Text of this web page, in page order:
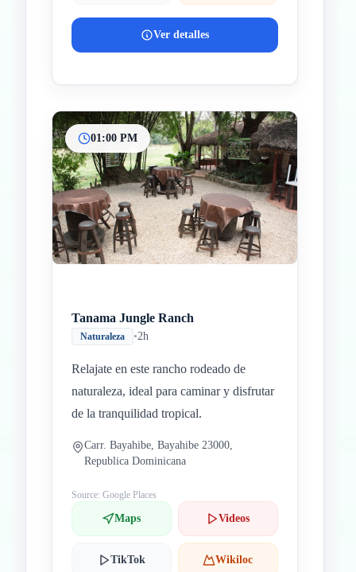
Ver detalles
01:00 PM
Tanama Jungle Ranch
Naturaleza •2h
Relajate en este rancho rodeado de
naturaleza, ideal para caminar y disfrutar
de la tranquilidad tropical.
Carr. Bayahibe, Bayahibe 23000,
Republica Dominicana
Source: Google Places
Maps Videos
TikTok Wikiloc